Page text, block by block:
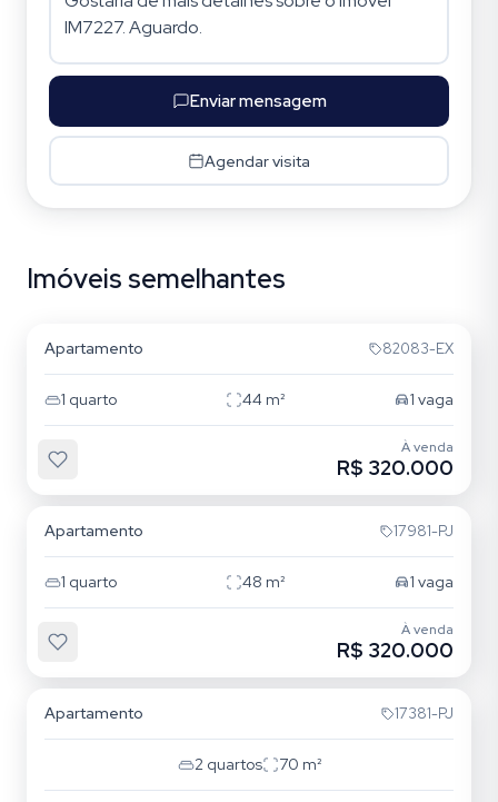
Enviar mensagem
Agendar visita
Imóveis semelhantes
Santana
Apartamento 82083-EX
1 quarto 44 m² 1 vaga
À venda
R$ 320.000
Apartamento 17981-PJ
1 quarto 48 m² 1 vaga
À venda
R$ 320.000
Apartamento 17381-PJ
2 quartos 70 m²